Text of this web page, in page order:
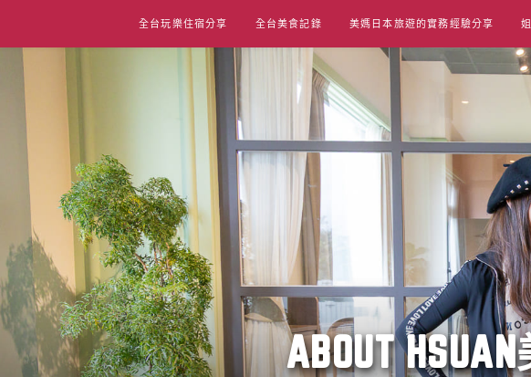
content
全台玩樂住宿分享 全台美食記錄 美媽日本旅遊的實務經驗分享
ABOUT